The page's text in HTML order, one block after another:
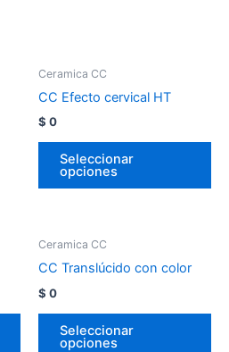
Ceramica CC
CC Efecto cervical HT
$ 0
Seleccionar
opciones
Ceramica CC
CC Translúcido con color
$ 0
Seleccionar
opciones